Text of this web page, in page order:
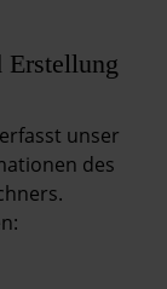
Erstellung
unser
des